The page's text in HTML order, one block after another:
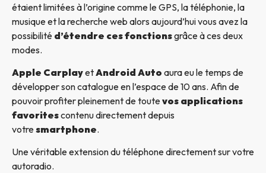
étaient limitées à l’origine comme le GPS, la téléphonie, la
musique et la recherche web alors aujourd’hui vous avez la
possibilité d’étendre ces fonctionsgrâce à ces deux
modes.
Apple CarplayetAndroid Auto aura eu le temps de
développer son catalogue en l’espace de 10 ans. Afin de
pouvoir profiter pleinement de toutevos applications
favoritescontenu directement depuis
votresmartphone.
Une véritable extension du téléphone directement sur votre
autoradio.